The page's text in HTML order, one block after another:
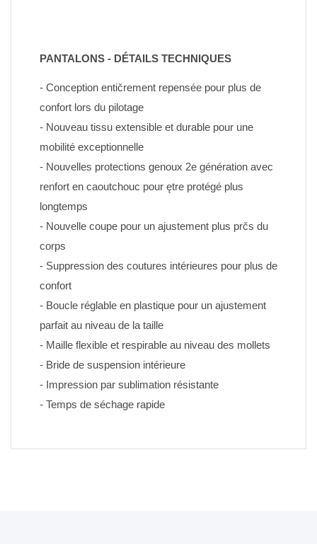
PANTALONS - DÉTAILS TECHNIQUES
- Conception entičrement repensée pour plus de
confort lors du pilotage
- Nouveau tissu extensible et durable pour une
mobilité exceptionnelle
- Nouvelles protections genoux 2e génération avec
renfort en caoutchouc pour ętre protégé plus
longtemps
- Nouvelle coupe pour un ajustement plus prčs du
corps
- Suppression des coutures intérieures pour plus de
confort
- Boucle réglable en plastique pour un ajustement
parfait au niveau de la taille
- Maille flexible et respirable au niveau des mollets
- Bride de suspension intérieure
- Impression par sublimation résistante
- Temps de séchage rapide